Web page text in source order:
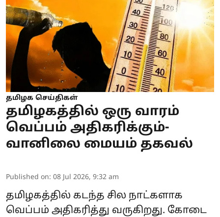
தமிழக செய்திகள்
தமிழகத்தில் ஒரு வாரம்
வெப்பம் அதிகரிக்கும்-
வானிலை மையம் தகவல்
Published on: 08 Jul 2026, 9:32 am
தமிழகத்தில் கடந்த சில நாட்களாக
வெப்பம் அதிகரித்து வருகிறது. கோடை